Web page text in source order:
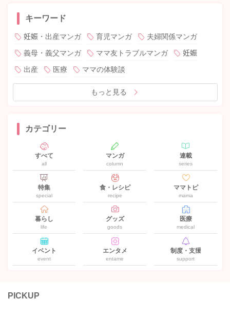
キーワード
妊娠・出産マンガ 育児マンガ
夫婦関係マンガ
義母・義父マンガ
ママ友トラブルマンガ
妊娠
出産
医療 ママの体験談
もっと見る
カテゴリー
すべて
all
マンガ
column
連載
series
特集
special
食・レシピ
recipe
ママトピ
mama
暮らし
life
グッズ
goods
医療
medical
イベント
event
エンタメ
entame
制度・支援
support
PICKUP